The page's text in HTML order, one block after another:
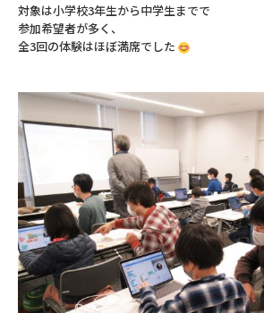
対象は小学校3年生から中学生までで
参加希望者が多く、
全3回の体験はほぼ満席でした